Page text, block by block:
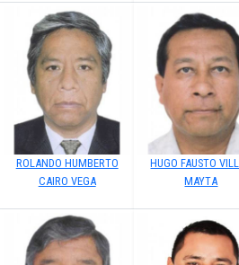
ROLANDO HUMBERTO
CAIRO VEGA
HUGO FAUSTO
MAYTA